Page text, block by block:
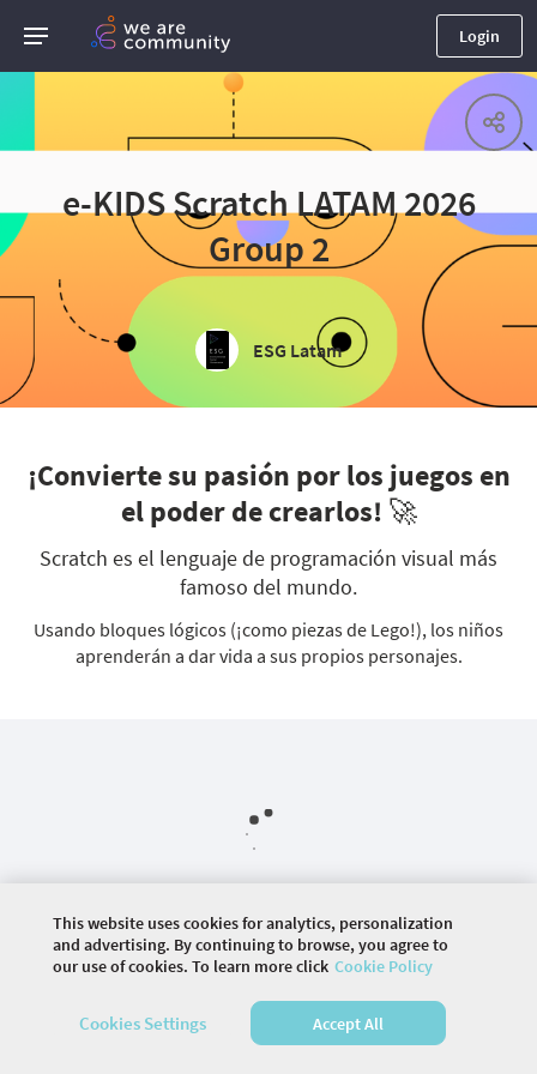
Login
e-KIDS Scratch LATAM 2026
Group 2
ESG Latam
¡Convierte su pasión por los juegos en
el poder de crearlos! 🚀
Scratch es el lenguaje de programación visual más
famoso del mundo.
Usando bloques lógicos (¡como piezas de Lego!), los niños
aprenderán a dar vida a sus propios personajes.
© 2026 COMMUNITY COMPANY. ALL RIGHTS
This website uses cookies for analytics, personalization
and advertising. By continuing to browse, you agree to
our use of cookies. To learn more click Cookie Policy
Cookies Settings Accept All